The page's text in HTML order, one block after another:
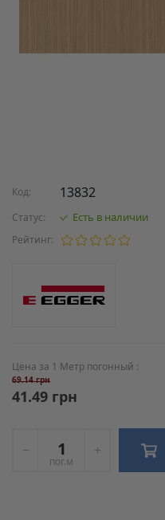
Код: 13832
Статус: Есть в наличии
Рейтинг:
Цена за 1 Метр погонный :
69.14 грн
41.49 грн
пог.м